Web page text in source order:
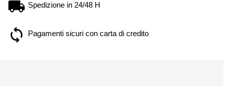
Spedizione in 24/48 H
Pagamenti sicuri con carta di credito